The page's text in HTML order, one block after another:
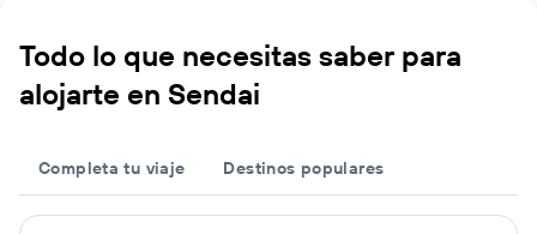
Todo lo que necesitas saber para
alojarte en Sendai
Completa tu viaje Destinos populares